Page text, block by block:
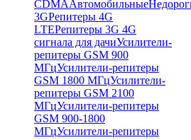
CDMAАвтомобильные
3GРепитеры 4G
LTEРепитеры 3G 4G
сигнала для дачиУсилители-
репитеры GSM 900
МГцУсилители-репитеры
GSM 1800 МГцУсилители-
репитеры GSM 2100
МГцУсилители-репитеры
GSM 900-1800
МГцУсилители-репитеры